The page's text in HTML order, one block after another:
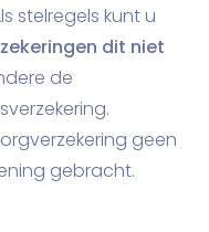
stelregels kunt u
dit niet
de
geen
gebracht.